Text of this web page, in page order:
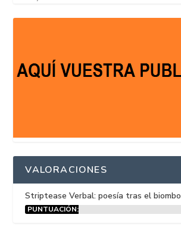
VALORACIONES
Striptease Verbal: poesía tras el biombo
PUNTUACIÓN: